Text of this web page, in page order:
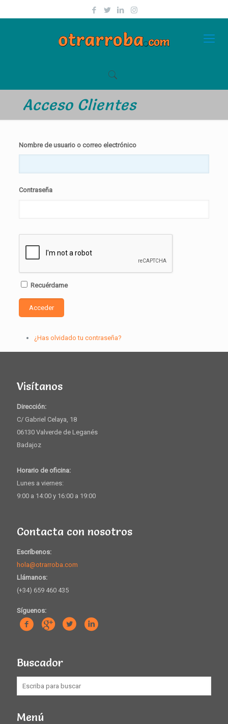
Acceso Clientes
Nombre de usuario o correo electrónico
Contraseña
Recuérdame
Acceder
¿Has olvidado tu contraseña?
Visítanos
Dirección:
C/ Gabriel Celaya, 18
06130 Valverde de Leganés
Badajoz
Horario de oficina:
Lunes a viernes:
9:00 a 14:00 y 16:00 a 19:00
Contacta con nosotros
Escríbenos:
hola@otrarroba.com
Llámanos:
(+34) 659 460 435
Síguenos:
Buscador
Menú